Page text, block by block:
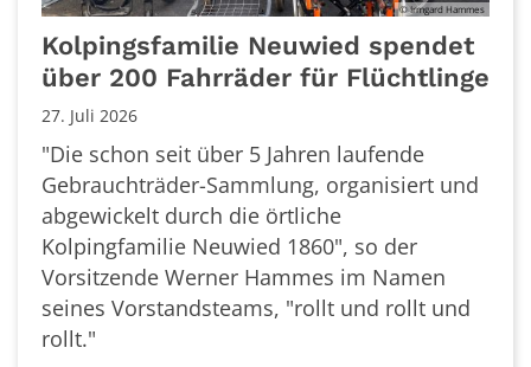
© Irmgard Hammes
Kolpingsfamilie Neuwied spendet
über 200 Fahrräder für Flüchtlinge
27. Juli 2026
"Die schon seit über 5 Jahren laufende
Gebrauchträder-Sammlung, organisiert und
abgewickelt durch die örtliche
Kolpingfamilie Neuwied 1860", so der
Vorsitzende Werner Hammes im Namen
seines Vorstandsteams, "rollt und rollt und
rollt."